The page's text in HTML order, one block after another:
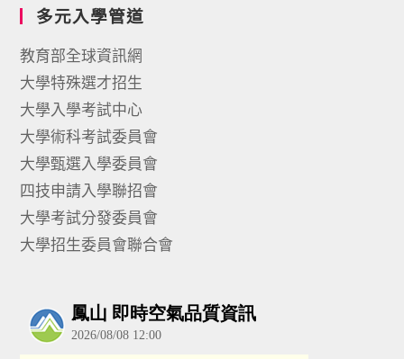
多元入學管道
教育部全球資訊網
大學特殊選才招生
大學入學考試中心
大學術科考試委員會
大學甄選入學委員會
四技申請入學聯招會
大學考試分發委員會
大學招生委員會聯合會